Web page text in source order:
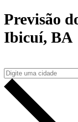
Previsão
Ibicuí, BA